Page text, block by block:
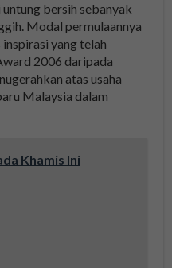
bersih sebanyak
Modal permulaannya
yang telah
2006 daripada
atas usaha
Malaysia dalam
Khamis Ini